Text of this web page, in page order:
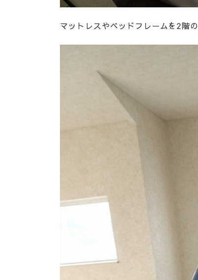
マットレスやベッドフレームを2階